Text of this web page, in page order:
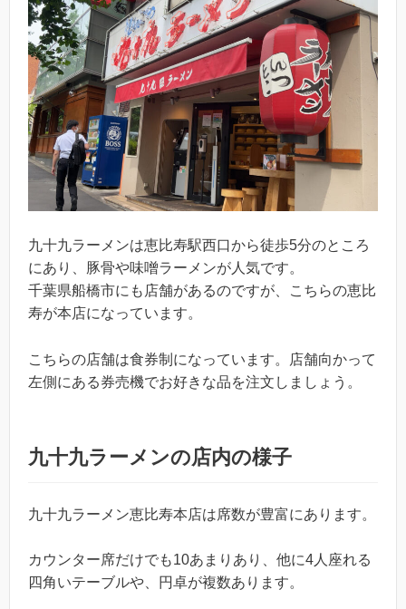
九十九ラーメンは恵比寿駅西口から徒歩5分のところ
にあり、豚骨や味噌ラーメンが人気です。
千葉県船橋市にも店舗があるのですが、こちらの恵比
寿が本店になっています。
こちらの店舗は食券制になっています。店舗向かって
左側にある券売機でお好きな品を注文しましょう。
九十九ラーメンの店内の様子
九十九ラーメン恵比寿本店は席数が豊富にあります。
カウンター席だけでも10あまりあり、他に4人座れる
四角いテーブルや、円卓が複数あります。